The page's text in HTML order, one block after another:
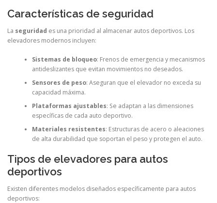
Características de seguridad
La seguridad es una prioridad al almacenar autos deportivos. Los
elevadores modernos incluyen:
Sistemas de bloqueo: Frenos de emergencia y mecanismos
antideslizantes que evitan movimientos no deseados.
Sensores de peso: Aseguran que el elevador no exceda su
capacidad máxima.
Plataformas ajustables: Se adaptan a las dimensiones
específicas de cada auto deportivo.
Materiales resistentes: Estructuras de acero o aleaciones
de alta durabilidad que soportan el peso y protegen el auto.
Tipos de elevadores para autos
deportivos
Existen diferentes modelos diseñados específicamente para autos
deportivos: